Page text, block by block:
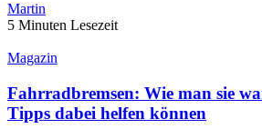
Martin
5 Minuten Lesezeit
Magazin
Fahrradbremsen: Wie man sie
Tipps dabei helfen können